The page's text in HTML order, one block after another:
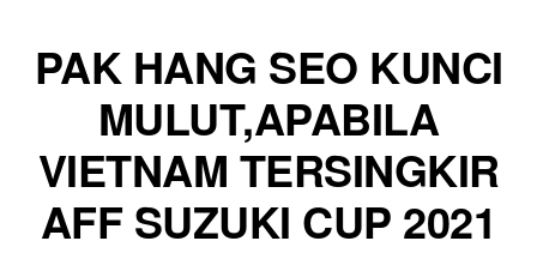
PAK HANG SEO KUNCI
MULUT,APABILA
VIETNAM TERSINGKIR
AFF SUZUKI CUP 2021